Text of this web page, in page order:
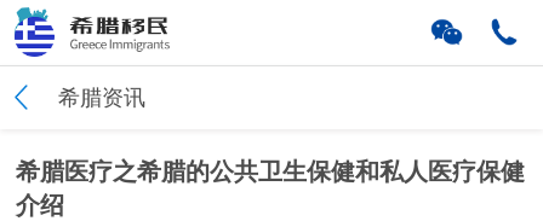
希腊资讯
希腊医疗之希腊的公共卫生保健和私人医疗保健
介绍